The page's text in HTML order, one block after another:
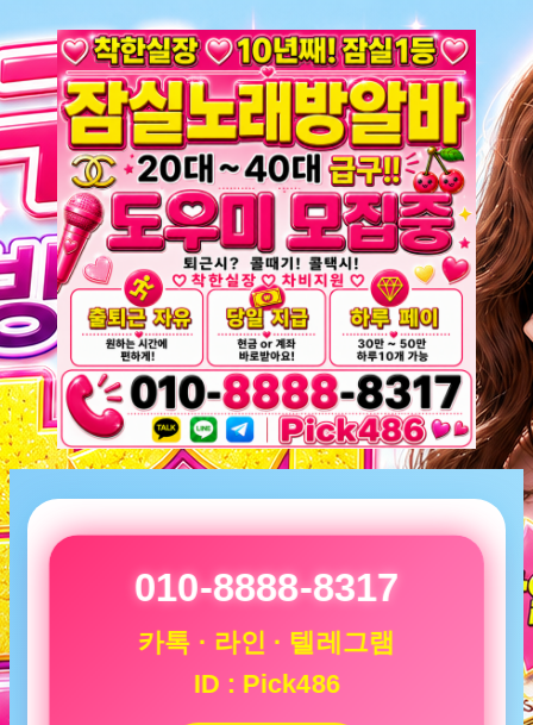
010-8888-8317
카톡 · 라인 · 텔레그램
ID : Pick486